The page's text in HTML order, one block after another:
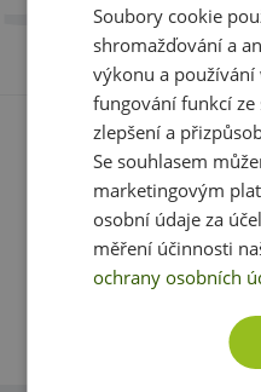
Pavel
Parádní prokrvení.
Máte s produktem
pomozte tak ostatním
Přidat
Soubory cookie
shromažďování a
výkonu a používání
fungování funkcí
zlepšení a
Se souhlasem
marketingovým
osobní údaje za
měření účinnosti
ochrany osobních